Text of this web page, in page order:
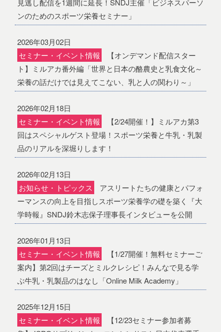
見逃し配信を1週間に延長！SNDJ主催「ビジネスパーソ
ンのためのスポーツ栄養セミナー」
2026年03月02日
セミナー・イベント情報
【オンデマンド配信スター
ト】ミルアカ番外編「世界と日本の酪農史と乳食文化～
栄養の話だけでは見えてこない、乳と人の関わり～」
2026年02月18日
セミナー・イベント情報
【2/24開催！】ミルアカ第3
回はスペシャルゲスト登場！スポーツ栄養と牛乳・乳製
品のリアルを深堀りします！
2026年02月13日
お知らせ・トピックス
アスリートたちの健康とパフォ
ーマンスの向上を目指しスポーツ栄養学の礎を築く『大
学時報』SNDJ鈴木志保子理事長インタビューを公開
2026年01月13日
セミナー・イベント情報
【1/27開催！無料セミナーご
案内】第2回はチーズとミルクレシピ！みんなで見る学
ぶ牛乳・乳製品のはなし「Online Milk Academy」
2025年12月15日
セミナー・イベント情報
【12/23セミナー参加者募